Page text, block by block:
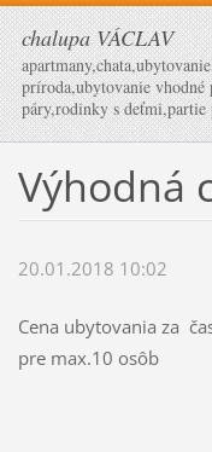
chalupa VÁCLAV
príroda,ubytovanie vhodné
páry,rodinky s deťmi,partie
Výhodná
20.01.2018 10:02
Cena ubytovania za
pre max.10 osôb